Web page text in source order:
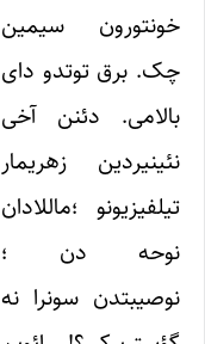
خونتورون سیمین
چک. برق توتدو دای
بالامی. دئنن آخی
نئینیردین زهریمار
تیلفیزیونو ؛‌ماللادان
نوحه دن ؛
نوصیبتدن سونرا نه